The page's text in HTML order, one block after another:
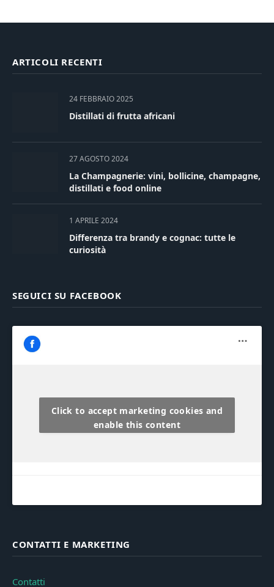
ARTICOLI RECENTI
24 FEBBRAIO 2025
Distillati di frutta africani
27 AGOSTO 2024
La Champagnerie: vini, bollicine, champagne,
distillati e food online
1 APRILE 2024
Differenza tra brandy e cognac: tutte le
curiosità
SEGUICI SU FACEBOOK
Click to accept marketing cookies and
enable this content
CONTATTI E MARKETING
Contatti